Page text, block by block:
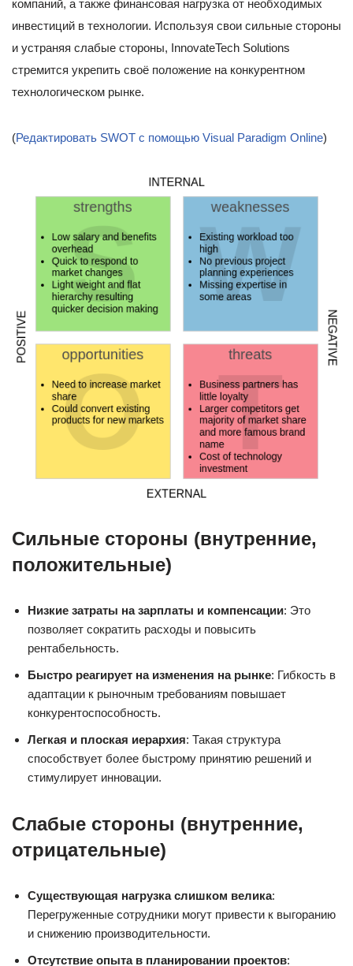
компаний, а также финансовая нагрузка от необходимых
инвестиций в технологии. Используя свои сильные стороны
и устраняя слабые стороны, InnovateTech Solutions
стремится укрепить своё положение на конкурентном
технологическом рынке.
(Редактировать SWOT с помощью Visual Paradigm Online)
Сильные стороны (внутренние,
положительные)
Низкие затраты на зарплаты и компенсации: Это
позволяет сократить расходы и повысить
рентабельность.
Быстро реагирует на изменения на рынке: Гибкость в
адаптации к рыночным требованиям повышает
конкурентоспособность.
Легкая и плоская иерархия: Такая структура
способствует более быстрому принятию решений и
стимулирует инновации.
Слабые стороны (внутренние,
отрицательные)
Существующая нагрузка слишком велика:
Перегруженные сотрудники могут привести к выгоранию
и снижению производительности.
Отсутствие опыта в планировании проектов: